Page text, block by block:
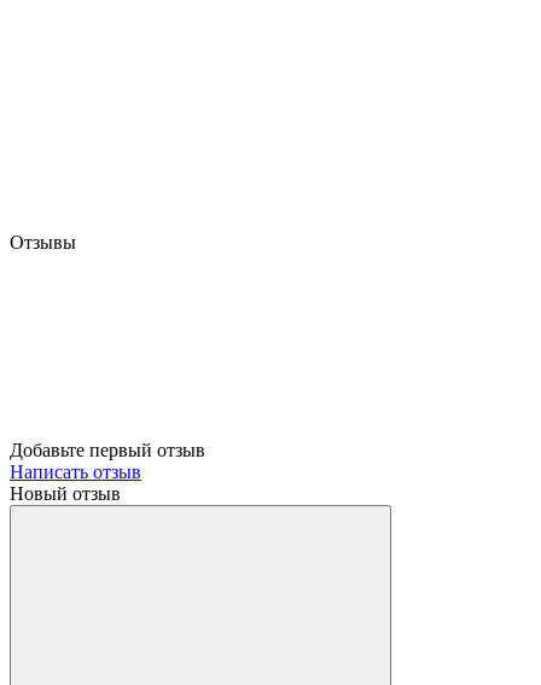
Отзывы
Добавьте первый отзыв
Написать отзыв
Новый отзыв